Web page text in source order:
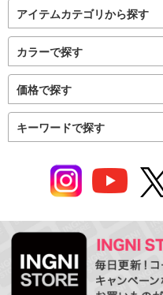
アイテムカテゴリから探す
カラーで探す
価格で探す
キーワードで探す